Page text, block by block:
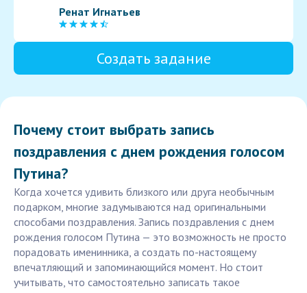
Ренат Игнатьев
Создать задание
Почему стоит выбрать запись
поздравления с днем рождения голосом
Путина?
Когда хочется удивить близкого или друга необычным
подарком, многие задумываются над оригинальными
способами поздравления. Запись поздравления с днем
рождения голосом Путина — это возможность не просто
порадовать именинника, а создать по-настоящему
впечатляющий и запоминающийся момент. Но стоит
учитывать, что самостоятельно записать такое